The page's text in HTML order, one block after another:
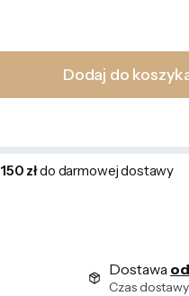
Dodaj do
150 złdo darmowej dostawy
Dostawa
Czas